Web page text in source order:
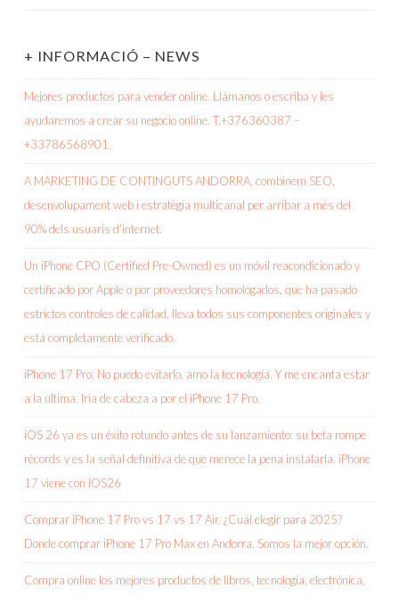
+ INFORMACIÓ – NEWS
Mejores productos para vender online. Llámanos o escriba y les
ayudaremos a crear su negocio online. T.+376360387 –
+33786568901.
A MARKETING DE CONTINGUTS ANDORRA, combinem SEO,
desenvolupament web i estratègia multicanal per arribar a més del
90% dels usuaris d’internet.
Un iPhone CPO (Certified Pre-Owned) es un móvil reacondicionado y
certificado por Apple o por proveedores homologados, que ha pasado
estrictos controles de calidad, lleva todos sus componentes originales y
está completamente verificado.
iPhone 17 Pro. No puedo evitarlo, amo la tecnología. Y me encanta estar
a la última. Iría de cabeza a por el iPhone 17 Pro.
iOS 26 ya es un éxito rotundo antes de su lanzamiento: su beta rompe
récords y es la señal definitiva de que merece la pena instalarla. iPhone
17 viene con IOS26
Comprar iPhone 17 Pro vs 17 vs 17 Air. ¿Cuál elegir para 2025?
Donde comprar iPhone 17 Pro Max en Andorra. Somos la mejor opción.
Compra online los mejores productos de libros, tecnología, electrónica,